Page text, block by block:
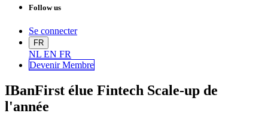
Follow us
Se connecter
FR
NL EN FR
Devenir Membre
IBanFirst élue Fintech Scale-up de
l'année